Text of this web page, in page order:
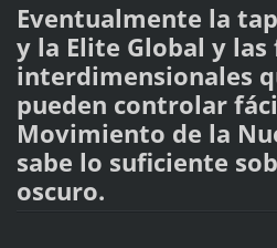
Eventualmente la
y la Elite Global y las
interdimensionales
pueden controlar
Movimiento de la
sabe lo suficiente
oscuro.